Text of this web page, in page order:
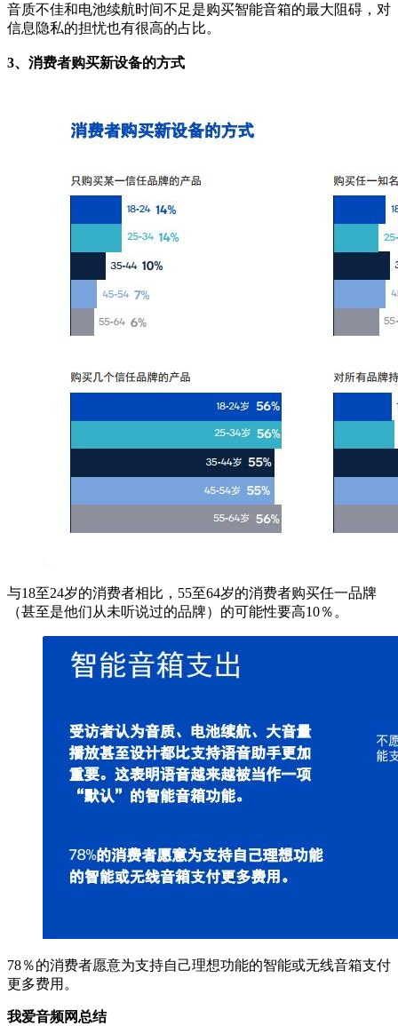
音质不佳和电池续航时间不足是购买智能音箱的最大阻碍，对
信息隐私的担忧也有很高的占比。
3、消费者购买新设备的方式
与18至24岁的消费者相比，55至64岁的消费者购买任一品牌
（甚至是他们从未听说过的品牌）的可能性要高10％。
78％的消费者愿意为支持自己理想功能的智能或无线音箱支付
更多费用。
我爱音频网总结